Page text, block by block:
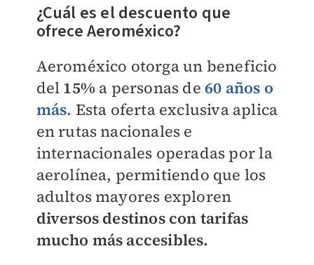
¿Cuál es el descuento que
ofrece Aeroméxico?
Aeroméxico otorga un beneficio
del 15% a personas de 60 años o
más. Esta oferta exclusiva aplica
en rutas nacionales e
internacionales operadas por la
aerolínea, permitiendo que los
adultos mayores exploren
diversos destinos con tarifas
mucho más accesibles.